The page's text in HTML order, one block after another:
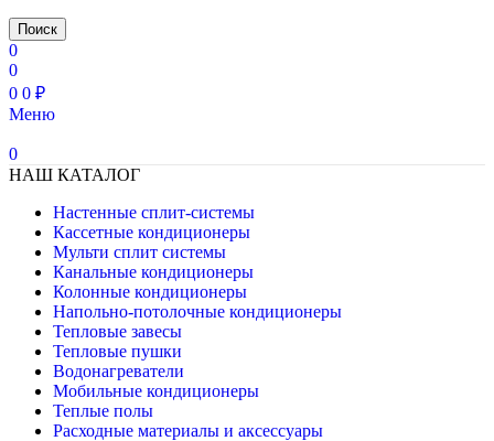
Поиск
0
0
0 0 ₽
Меню
0
НАШ КАТАЛОГ
Настенные сплит-системы
Кассетные кондиционеры
Мульти сплит системы
Канальные кондиционеры
Колонные кондиционеры
Напольно-потолочные кондиционеры
Тепловые завесы
Тепловые пушки
Водонагреватели
Мобильные кондиционеры
Теплые полы
Расходные материалы и аксессуары